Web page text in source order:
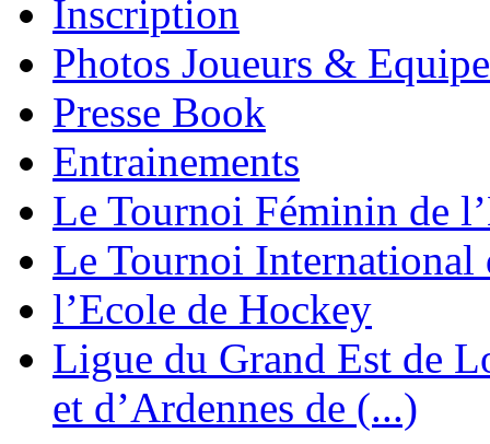
Inscription
Photos Joueurs &
Presse Book
Entrainements
Le Tournoi Féminin de
Le Tournoi International
l’Ecole de Hockey
Ligue du Grand Est de
et d’Ardennes de (...)